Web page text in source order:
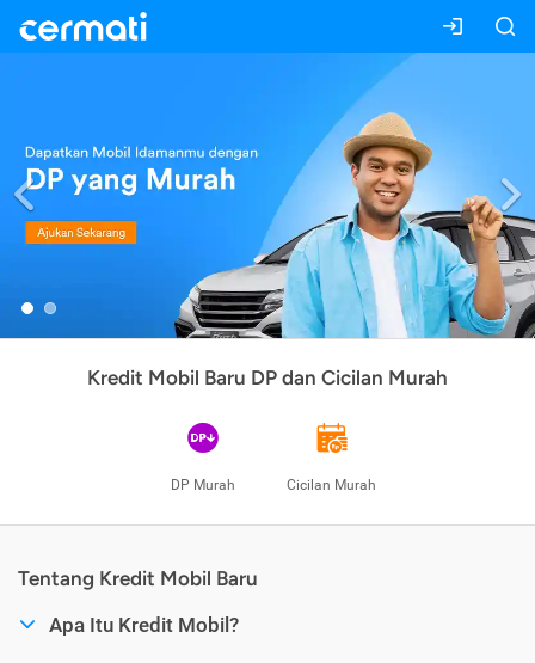
Previous
Kredit Mobil Baru DP dan Cicilan Murah
DP Murah Cicilan Murah
Tentang Kredit Mobil Baru
Apa Itu Kredit Mobil?